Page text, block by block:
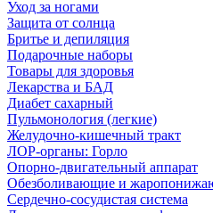
Уход за ногами
Защита от солнца
Бритье и депиляция
Подарочные наборы
Товары для здоровья
Лекарства и БАД
Диабет сахарный
Пульмонология (легкие)
Желудочно-кишечный тракт
ЛОР-органы: Горло
Опорно-двигательный аппарат
Обезболивающие и
Сердечно-сосудистая система